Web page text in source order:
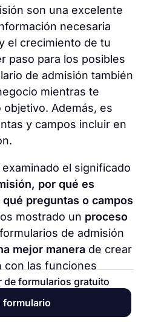
son una excelente
necesaria
el crecimiento de tu
paso para los posibles
de admisión también
mientras te
Además, es
y campos incluir en
el significado
por qué es
qué preguntas o campos
mostrado un proceso
de admisión
mejor manera de crear
con las funciones
un buen formulario de
formularios gratuito
formulario